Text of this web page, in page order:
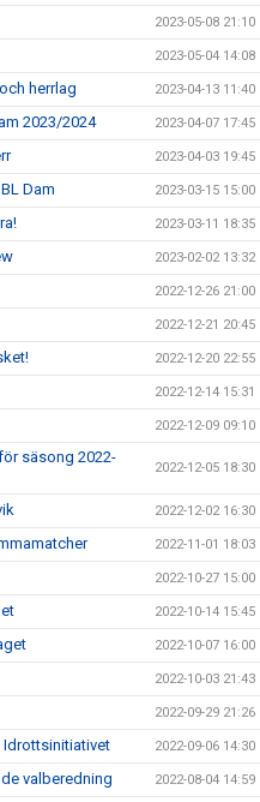
2023-05-08 21:10
2023-05-04 14:08
herrlag 2023-04-13 11:40
2023/2024 2023-04-07 17:45
2023-04-03 19:45
Dam 2023-03-15 15:00
2023-03-11 18:35
2023-02-02 13:32
2022-12-26 21:00
2022-12-21 20:45
2022-12-20 22:55
2022-12-14 15:31
2022-12-09 09:10
säsong 2022-
2022-12-05 18:30
2022-12-02 16:30
2022-11-01 18:03
2022-10-27 15:00
2022-10-14 15:45
2022-10-07 16:00
2022-10-03 21:43
2022-09-29 21:26
Idrottsinitiativet 2022-09-06 14:30
valberedning 2022-08-04 14:59